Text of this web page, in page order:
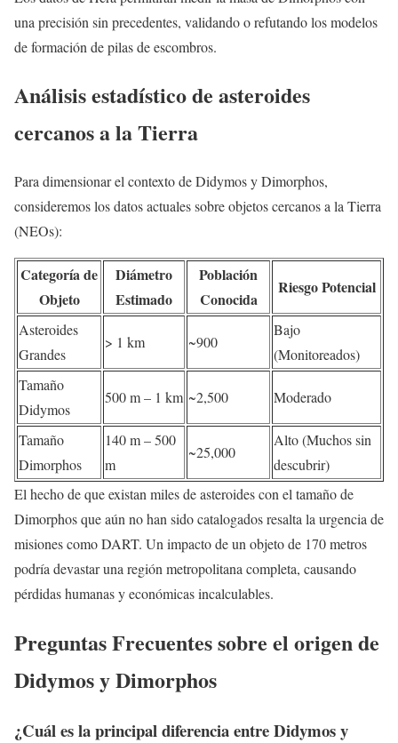
una precisión sin precedentes, validando o refutando los modelos
de formación de pilas de escombros.
Análisis estadístico de asteroides
cercanos a la Tierra
Para dimensionar el contexto de Didymos y Dimorphos,
consideremos los datos actuales sobre objetos cercanos a la Tierra
(NEOs):
Categoría de
Objeto
Diámetro
Estimado
Población
Conocida
Riesgo Potencial
Asteroides
Grandes
> 1 km ~900
Bajo
(Monitoreados)
Tamaño
Didymos
500 m – 1 km ~2,500 Moderado
Tamaño
Dimorphos
140 m – 500
m
~25,000
Alto (Muchos sin
descubrir)
El hecho de que existan miles de asteroides con el tamaño de
Dimorphos que aún no han sido catalogados resalta la urgencia de
misiones como DART. Un impacto de un objeto de 170 metros
podría devastar una región metropolitana completa, causando
pérdidas humanas y económicas incalculables.
Preguntas Frecuentes sobre el origen de
Didymos y Dimorphos
¿Cuál es la principal diferencia entre Didymos y